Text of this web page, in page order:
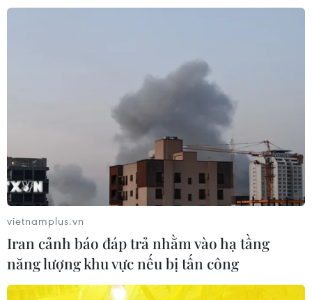
vietnamplus.vn
Iran cảnh báo đáp trả nhằm vào hạ tầng
năng lượng khu vực nếu bị tấn công